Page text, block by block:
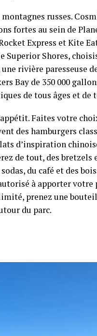
russes.
fortes au sein de
Express et Kite
Superior Shores,
rivière paresseuse
Bay de 350 000
de tous âges et de
Faites votre
des hamburgers
d’inspiration
de tout, des bretzels
du café et des
à apporter votre
prenez une
du parc.